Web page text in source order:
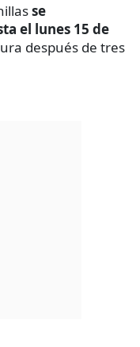
se
el lunes 15 de
después de tres